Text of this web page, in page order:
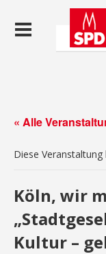
« Alle
Diese
Köln, wir
Kultur –